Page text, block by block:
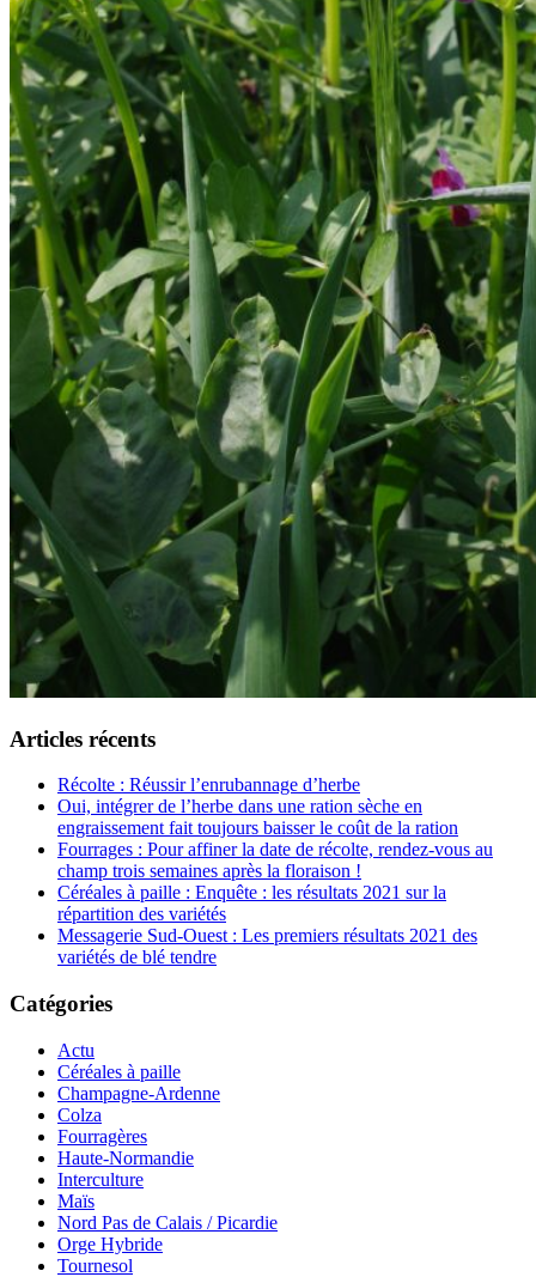
Articles récents
Récolte : Réussir l’enrubannage d’herbe
Oui, intégrer de l’herbe dans une ration sèche en
engraissement fait toujours baisser le coût de la ration
Fourrages : Pour affiner la date de récolte, rendez-vous au
champ trois semaines après la floraison !
Céréales à paille : Enquête : les résultats 2021 sur la
répartition des variétés
Messagerie Sud-Ouest : Les premiers résultats 2021 des
variétés de blé tendre
Catégories
Actu
Céréales à paille
Champagne-Ardenne
Colza
Fourragères
Haute-Normandie
Interculture
Maïs
Nord Pas de Calais / Picardie
Orge Hybride
Tournesol